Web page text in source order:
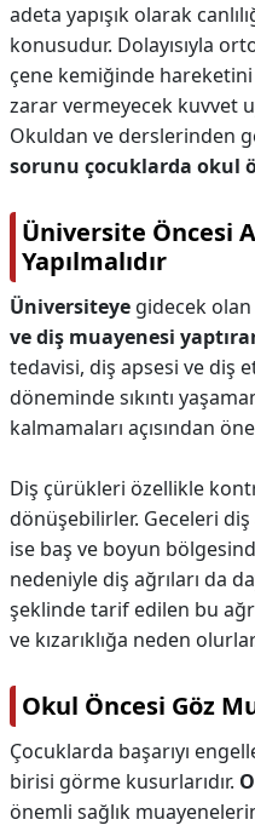
adeta yapışık olarak
konusudur. Dolayısıyla
çene kemiğinde hareketini
zarar vermeyecek kuvvet
Okuldan ve derslerinden
sorunu çocuklarda okul
Üniversite Öncesi
Yapılmalıdır
Üniversiteye gidecek
ve diş muayenesi
tedavisi, diş apsesi ve diş
döneminde sıkıntı
kalmamaları açısından
Diş çürükleri özellikle
dönüşebilirler. Geceleri diş
ise baş ve boyun
nedeniyle diş ağrıları da
şeklinde tarif edilen bu
ve kızarıklığa neden
Okul Öncesi Göz
Çocuklarda başarıyı
birisi görme kusurlarıdır.
önemli sağlık